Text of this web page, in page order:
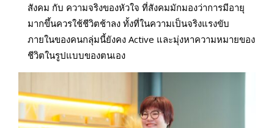
สังคม กับ ความจริงของหัวใจ ที่สังคมมักมองว่าการมีอายุ
มากขึ้นควรใช้ชีวิตช้าลง ทั้งที่ในความเป็นจริงแรงขับ
ภายในของคนกลุ่มนี้ยังคง Active และมุ่งหาความหมายของ
ชีวิตในรูปแบบของตนเอง